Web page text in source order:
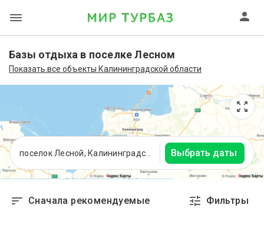
Базы отдыха в поселке Лесном
Показать все объекты Калининградской области
Выбрать даты
Сначала рекомендуемые Фильтры